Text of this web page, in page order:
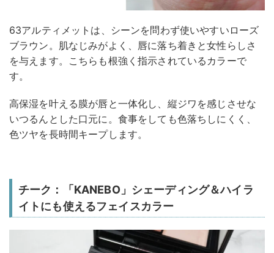
63アルティメットは、シーンを問わず使いやすいローズ
ブラウン。肌なじみがよく、唇に落ち着きと女性らしさ
を与えます。こちらも根強く指示されているカラーで
す。
高保湿を叶える膜が唇と一体化し、縦ジワを感じさせな
いつるんとした口元に。食事をしても色落ちしにくく、
色ツヤを長時間キープします。
チーク：「KANEBO」シェーディング＆ハイラ
イトにも使えるフェイスカラー